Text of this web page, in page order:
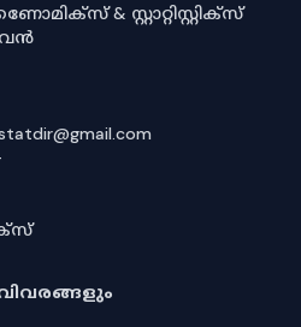
& സ്റ്റാറ്റിസ്റ്റിക്സ്